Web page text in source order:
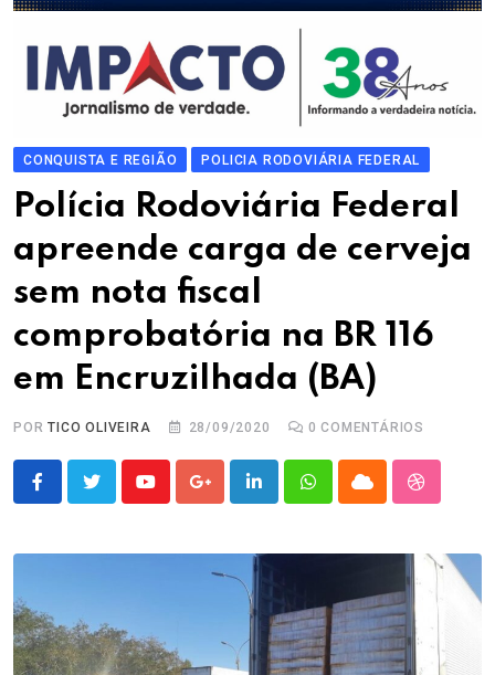
CONQUISTA E REGIÃO POLICIA RODOVIÁRIA FEDERAL
Polícia Rodoviária Federal
apreende carga de cerveja
sem nota fiscal
comprobatória na BR 116
em Encruzilhada (BA)
PORTICO OLIVEIRA 28/09/2020 0 COMENTÁRIOS
YoutubeGoogle+LinkedInWhatsappCloud